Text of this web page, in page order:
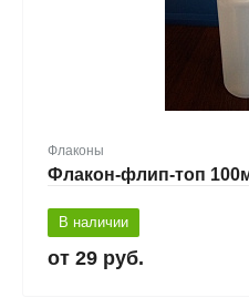
Флаконы
Флакон-флип-топ
В наличии
29 руб.